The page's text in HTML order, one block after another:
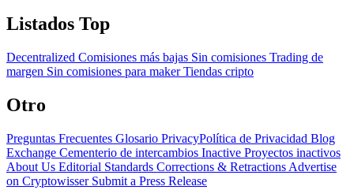
Listados Top
Decentralized Comisiones más bajas Sin comisiones Trading de
margen Sin comisiones para makerTiendas cripto
Otro
Preguntas Frecuentes Glosario PrivacyPolítica de Privacidad Blog
Exchange Cementerio de intercambios Inactive Proyectos inactivos
About Us Editorial Standards Corrections & Retractions Advertise
on Cryptowisser Submit a Press Release